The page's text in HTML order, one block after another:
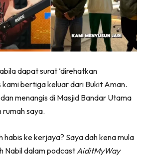
dapat surat ‘direhatkan
kami bertiga keluar dari Bukit Aman.
menangis di Masjid Bandar Utama
saya.
habis ke kerjaya? Saya dah kena mula
Nabil dalam podcastAiditMyWay